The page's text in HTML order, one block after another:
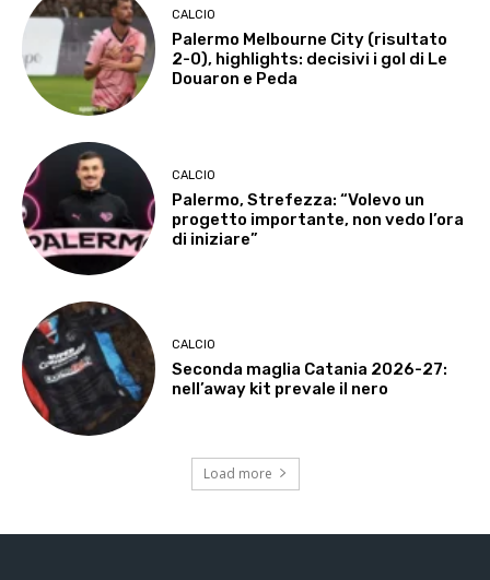
CALCIO
Palermo Melbourne City (risultato
2-0), highlights: decisivi i gol di Le
Douaron e Peda
CALCIO
Palermo, Strefezza: “Volevo un
progetto importante, non vedo l’ora
di iniziare”
CALCIO
Seconda maglia Catania 2026-27:
nell’away kit prevale il nero
Load more